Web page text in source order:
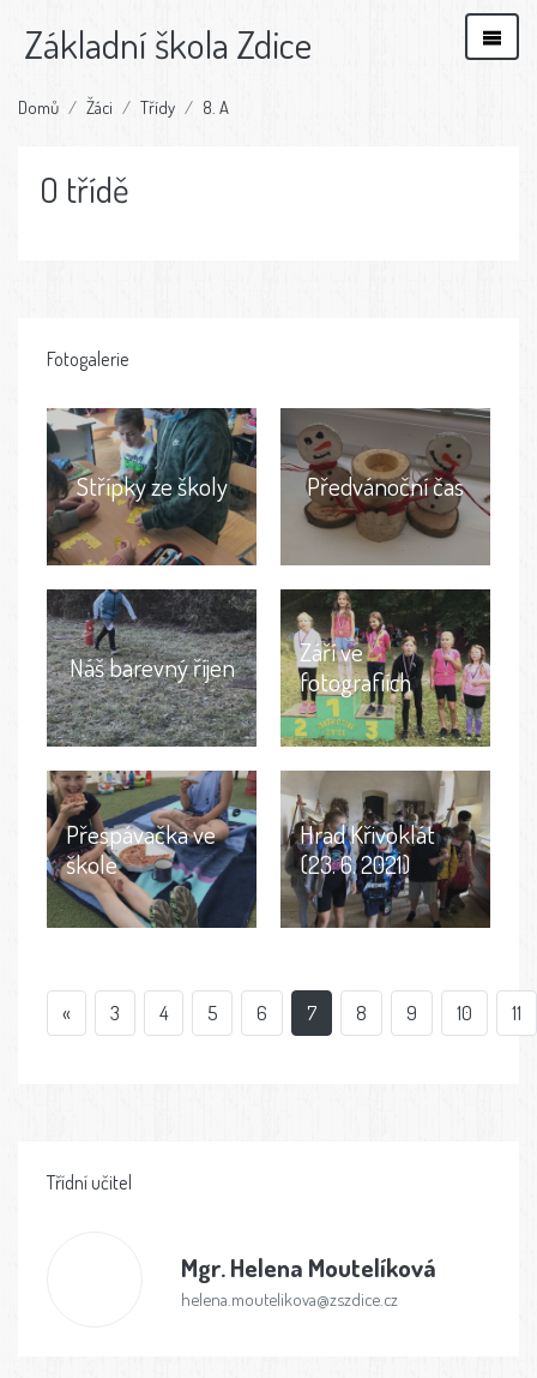
Základní škola Zdice
Domů Žáci Třídy 8. A
O třídě
Fotogalerie
Střípky ze školy Předvánoční čas
Náš barevný říjen
Září ve
fotografiích
Přespávačka ve
škole
Hrad Křivoklát
(23. 6. 2021)
« 3 4 5 6 7 8 9 10 11
Třídní učitel
Mgr.Helena Moutelíková
helena.moutelikova@zszdice.cz